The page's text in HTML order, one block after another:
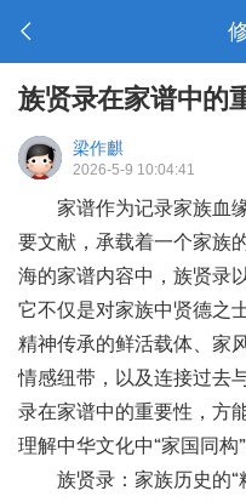
族贤录在家谱中的
梁作麒
2026-5-9 10:04:41
家谱作为记录家族血
要文献，承载着一个家族
海的家谱内容中，族贤录
它不仅是对家族中贤德之
精神传承的鲜活载体、家
情感纽带，以及连接过去
录在家谱中的重要性，方
理解中华文化中“家国同构
族贤录：家族历史的“